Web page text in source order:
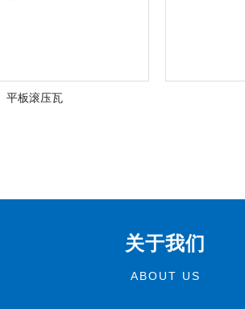
平板滚压瓦
关于我们
ABOUT US